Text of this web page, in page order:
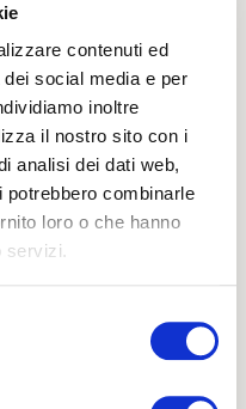
contenuti ed
social media e per
inoltre
il nostro sito con i
analisi dei dati web,
potrebbero combinarle
loro o che hanno
servizi.